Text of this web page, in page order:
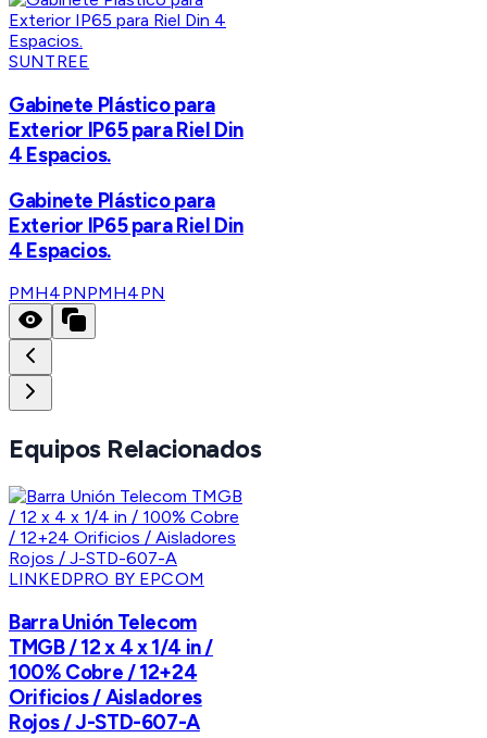
SUNTREE
Gabinete Plástico para
Exterior IP65 para Riel Din
4 Espacios.
Gabinete Plástico para
Exterior IP65 para Riel Din
4 Espacios.
PMH4PNPMH4PN
Equipos Relacionados
LINKEDPRO BY EPCOM
Barra Unión Telecom
TMGB / 12 x 4 x 1/4 in /
100% Cobre / 12+24
Orificios / Aisladores
Rojos / J-STD-607-A